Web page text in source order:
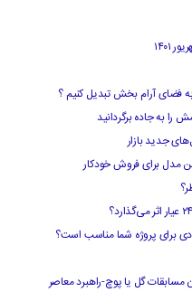
۱۴۰۱
فضای آرام بخش تبدیل کنیم ؟
را به جاده برگردانید
جدید بازار
مدل برای فروش خودکار
برای پروژه شما مناسب است؟
مسابقات گل یا پوچ-راهبرد معاصر